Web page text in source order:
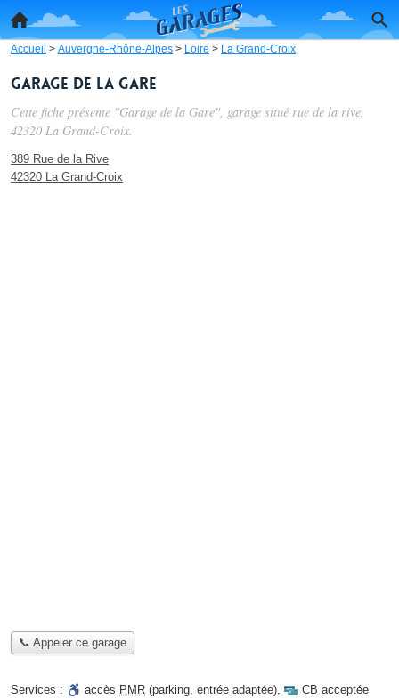
Accueil > Auvergne-Rhône-Alpes > Loire > La Grand-Croix
Garage de la Gare
Cette fiche présente "Garage de la Gare", garage situé rue de la rive,
42320 La Grand-Croix.
389 Rue de la Rive
42320 La Grand-Croix
📞 Appeler ce garage
Services : accès PMR (parking, entrée adaptée), CB acceptée